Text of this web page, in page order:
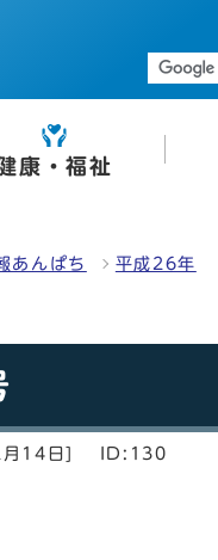
康・福祉
あんぱち 平成26年
14日] ID:130